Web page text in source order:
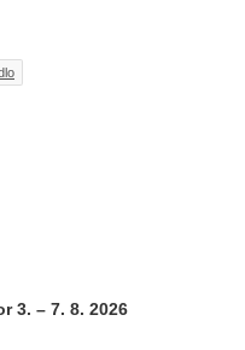
3. – 7. 8. 2026